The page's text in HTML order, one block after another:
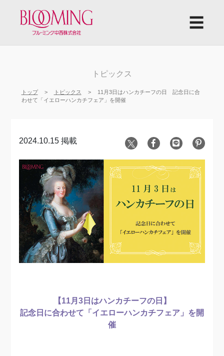
☰
トピックス
トップ トピックス
11月3日はハンカチーフの日 記念日に合
わせて「イエローハンカチフェア」を開催
2024.10.15 掲載
【11月3日はハンカチーフの日】
記念日に合わせて「イエローハンカチフェア」を開
催